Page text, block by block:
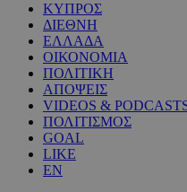
ΚΥΠΡΟΣ
ΔΙΕΘΝΗ
ΕΛΛΑΔΑ
ΟΙΚΟΝΟΜΙΑ
ΠΟΛΙΤΙΚΗ
ΑΠΟΨΕΙΣ
VIDEOS &
ΠΟΛΙΤΙΣΜΟΣ
GOAL
LIKE
EN